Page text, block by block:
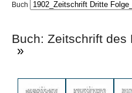
Buch
Buch: Zeitschrift
»